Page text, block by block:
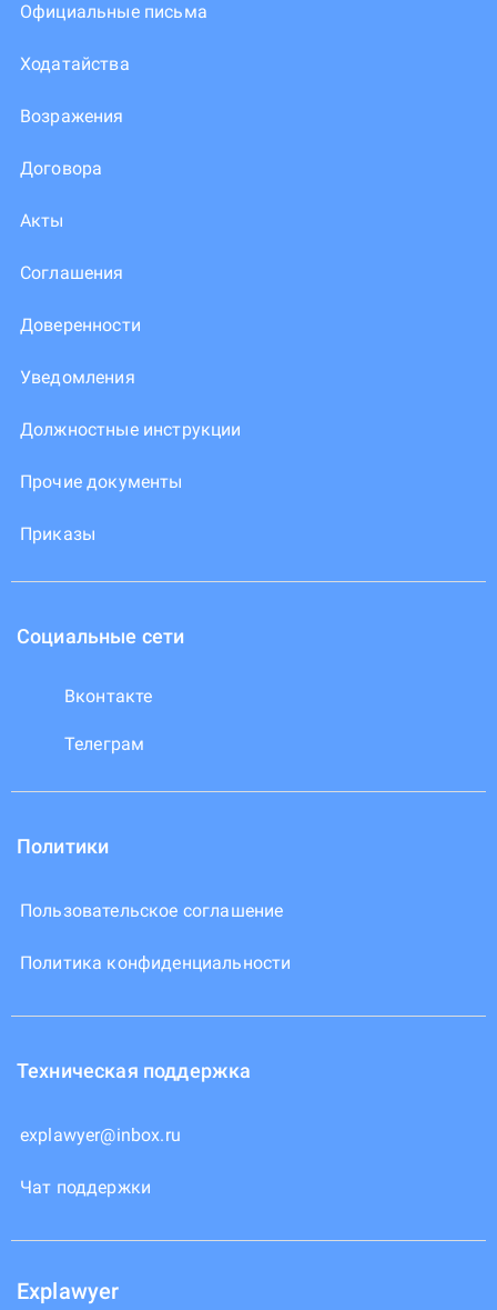
Официальные письма
Ходатайства
Возражения
Договора
Акты
Соглашения
Доверенности
Уведомления
Должностные инструкции
Прочие документы
Приказы
Социальные сети
Вконтакте
Телеграм
Политики
Пользовательское соглашение
Политика конфиденциальности
Техническая поддержка
explawyer@inbox.ru
Чат поддержки
Explawyer